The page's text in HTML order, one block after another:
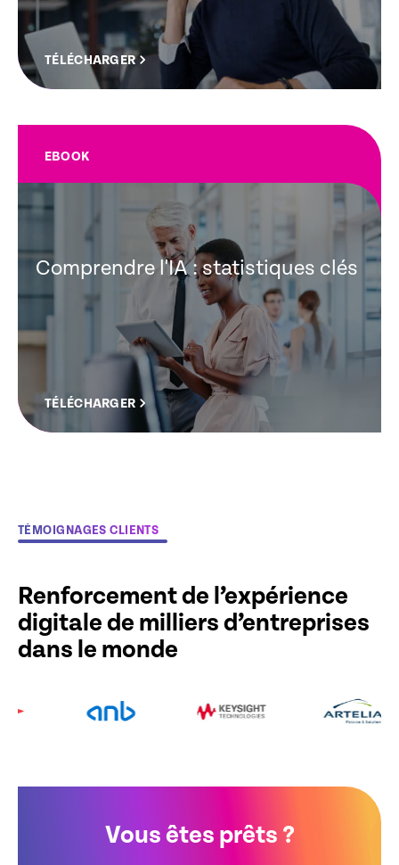
TÉLÉCHARGER
EBOOK
Comprendre l'IA : statistiques clés
TÉLÉCHARGER
TÉMOIGNAGES CLIENTS
Renforcement de l’expérience
digitale de milliers d’entreprises
dans le monde
Vous êtes prêts ?